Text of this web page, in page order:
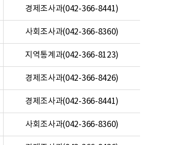
경제조사과(042-366-8441)
사회조사과(042-366-8360)
지역통계과(042-366-8123)
경제조사과(042-366-8426)
경제조사과(042-366-8441)
사회조사과(042-366-8360)